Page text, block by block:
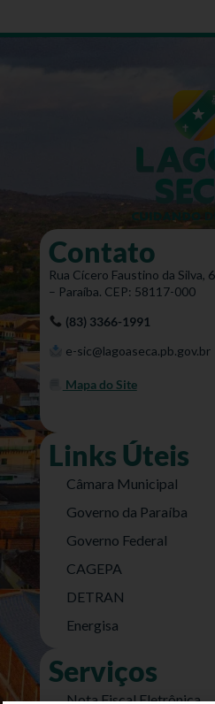
Contato
Rua Cícero Faustino da Silva,
– Paraíba. CEP: 58117-000
(83) 3366-1991
e-sic@lagoaseca.pb.gov.br
Mapa do Site
Links Úteis
Câmara Municipal
Governo da Paraíba
Governo Federal
CAGEPA
DETRAN
Energisa
Serviços
Nota Fiscal Eletrônica